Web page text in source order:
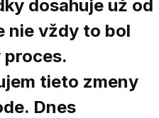
dosahuje už od
nie vždy to bol
tieto zmeny
Dnes